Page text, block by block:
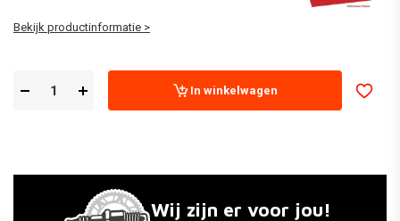
Bekijk productinformatie >
In winkelwagen
Wij zijn er voor jou!